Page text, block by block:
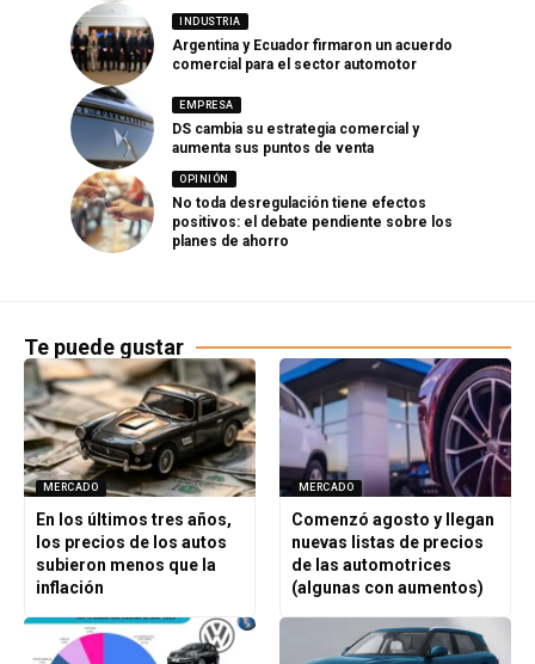
INDUSTRIA
Argentina y Ecuador firmaron un acuerdo
comercial para el sector automotor
EMPRESA
DS cambia su estrategia comercial y
aumenta sus puntos de venta
OPINIÓN
No toda desregulación tiene efectos
positivos: el debate pendiente sobre los
planes de ahorro
Te puede gustar
MERCADO
En los últimos tres años,
los precios de los autos
subieron menos que la
inflación
MERCADO
Comenzó agosto y llegan
nuevas listas de precios
de las automotrices
(algunas con aumentos)